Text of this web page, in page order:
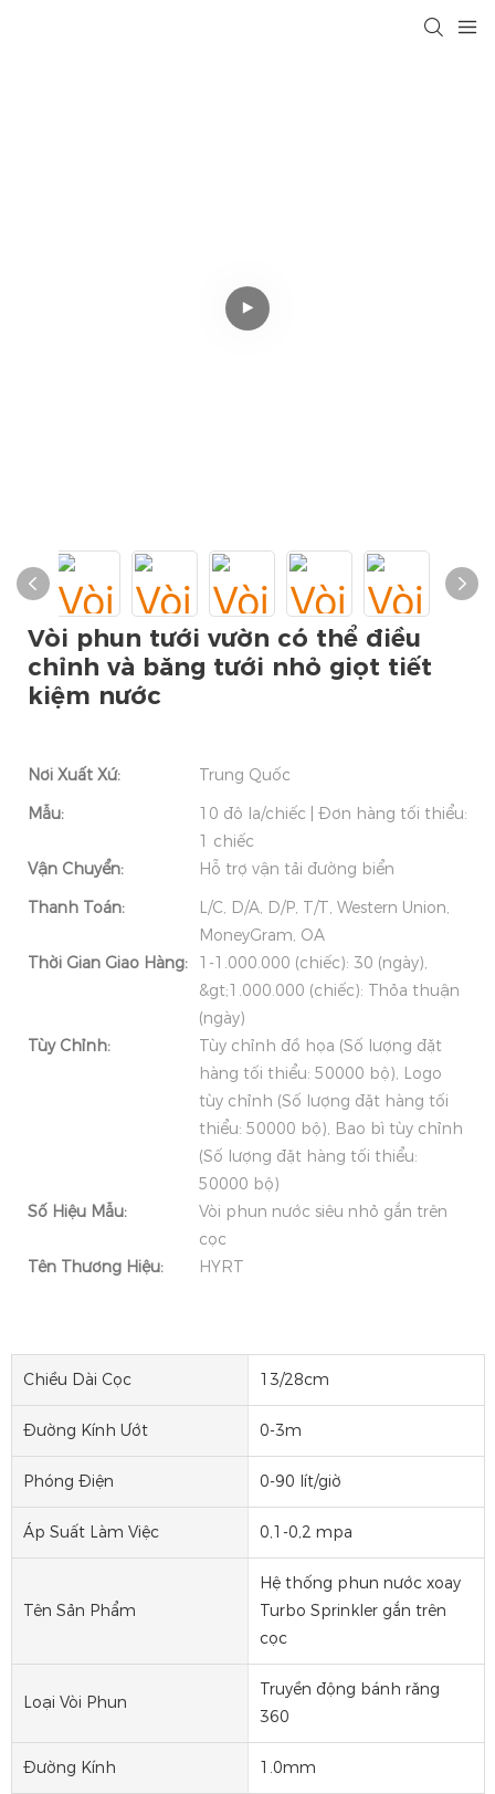
Vòi phun tưới vườn có thể điều
chỉnh và băng tưới nhỏ giọt tiết
kiệm nước
Nơi Xuất Xứ:
Trung Quốc
Mẫu:
10 đô la/chiếc | Đơn hàng tối thiểu:
1 chiếc
Vận Chuyển:
Hỗ trợ vận tải đường biển
Thanh Toán:
L/C, D/A, D/P, T/T, Western Union,
MoneyGram, OA
Thời Gian Giao Hàng:
1-1.000.000 (chiếc): 30 (ngày),
&gt;1.000.000 (chiếc): Thỏa thuận
(ngày)
Tùy Chỉnh:
Tùy chỉnh đồ họa (Số lượng đặt
hàng tối thiểu: 50000 bộ), Logo
tùy chỉnh (Số lượng đặt hàng tối
thiểu: 50000 bộ), Bao bì tùy chỉnh
(Số lượng đặt hàng tối thiểu:
50000 bộ)
Số Hiệu Mẫu:
Vòi phun nước siêu nhỏ gắn trên
cọc
Tên Thương Hiệu:
HYRT
Chiều Dài Cọc 13/28cm
Đường Kính Ướt 0-3m
Phóng Điện 0-90 lít/giờ
Áp Suất Làm Việc 0,1-0,2 mpa
Tên Sản Phẩm
Hệ thống phun nước xoay
Turbo Sprinkler gắn trên
cọc
Loại Vòi Phun
Truyền động bánh răng
360
Đường Kính 1.0mm